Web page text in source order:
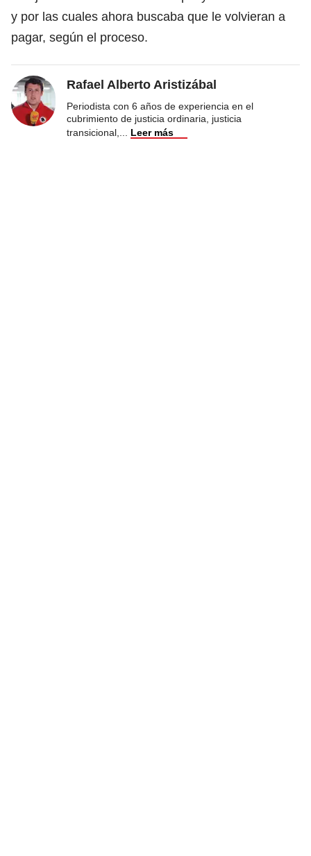
y por las cuales ahora buscaba que le volvieran a
pagar, según el proceso.
Rafael Alberto Aristizábal
Periodista con 6 años de experiencia en el
cubrimiento de justicia ordinaria, justicia
transicional,
Leer más